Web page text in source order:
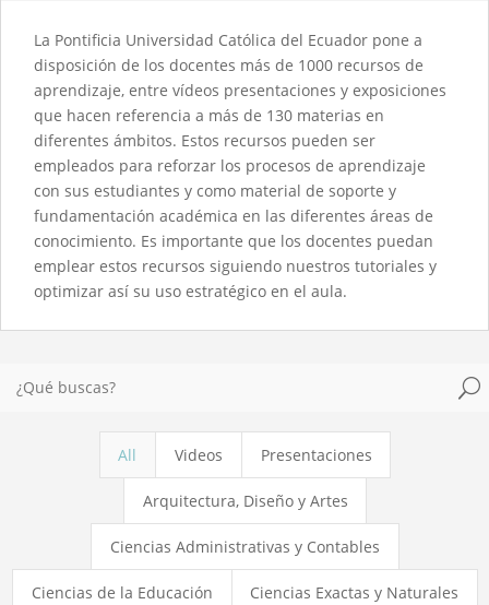
La Pontificia Universidad Católica del Ecuador pone a
disposición de los docentes más de 1000 recursos de
aprendizaje, entre vídeos presentaciones y exposiciones
que hacen referencia a más de 130 materias en
diferentes ámbitos. Estos recursos pueden ser
empleados para reforzar los procesos de aprendizaje
con sus estudiantes y como material de soporte y
fundamentación académica en las diferentes áreas de
conocimiento. Es importante que los docentes puedan
emplear estos recursos siguiendo nuestros tutoriales y
optimizar así su uso estratégico en el aula.
U
All Videos Presentaciones
Arquitectura, Diseño y Artes
Ciencias Administrativas y Contables
Ciencias de la Educación Ciencias Exactas y Naturales